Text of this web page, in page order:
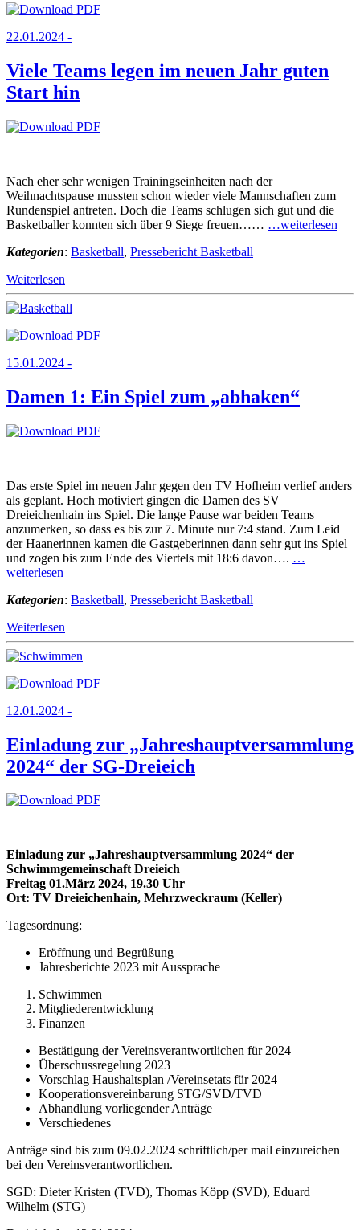
22.01.2024 -
Viele Teams legen im neuen Jahr guten
Start hin
Nach eher sehr wenigen Trainingseinheiten nach der
Weihnachtspause mussten schon wieder viele Mannschaften zum
Rundenspiel antreten. Doch die Teams schlugen sich gut und die
Basketballer konnten sich über 9 Siege freuen…… …weiterlesen
Kategorien: Basketball, Pressebericht Basketball
Weiterlesen
15.01.2024 -
Damen 1: Ein Spiel zum „abhaken“
Das erste Spiel im neuen Jahr gegen den TV Hofheim verlief anders
als geplant. Hoch motiviert gingen die Damen des SV
Dreieichenhain ins Spiel. Die lange Pause war beiden Teams
anzumerken, so dass es bis zur 7. Minute nur 7:4 stand. Zum Leid
der Haanerinnen kamen die Gastgeberinnen dann sehr gut ins Spiel
und zogen bis zum Ende des Viertels mit 18:6 davon…. …
weiterlesen
Kategorien: Basketball, Pressebericht Basketball
Weiterlesen
12.01.2024 -
Einladung zur „Jahreshauptversammlung
2024“ der SG-Dreieich
Einladung zur „Jahreshauptversammlung 2024“ der
Schwimmgemeinschaft Dreieich
Freitag 01.März 2024, 19.30 Uhr
Ort: TV Dreieichenhain, Mehrzweckraum (Keller)
Tagesordnung:
Eröffnung und Begrüßung
Jahresberichte 2023 mit Aussprache
Schwimmen
Mitgliederentwicklung
Finanzen
Bestätigung der Vereinsverantwortlichen für 2024
Überschussregelung 2023
Vorschlag Haushaltsplan /Vereinsetats für 2024
Kooperationsvereinbarung STG/SVD/TVD
Abhandlung vorliegender Anträge
Verschiedenes
Anträge sind bis zum 09.02.2024 schriftlich/per mail einzureichen
bei den Vereinsverantwortlichen.
SGD: Dieter Kristen (TVD), Thomas Köpp (SVD), Eduard
Wilhelm (STG)